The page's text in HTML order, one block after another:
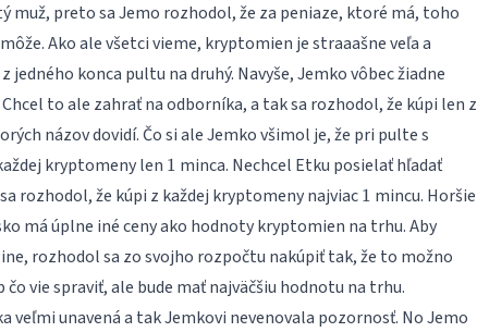
muž, preto sa Jemo rozhodol, že za peniaze, ktoré má, toho
Ako ale všetci vieme, kryptomien je straaašne veľa a
jedného konca pultu na druhý. Navyše, Jemko vôbec žiadne
to ale zahrať na odborníka, a tak sa rozhodol, že kúpi len z
názov dovidí. Čo si ale Jemko všimol je, že pri pulte s
kryptomeny len 1
1 minca. Nechcel Etku posielať hľadať
rozhodol, že kúpi z každej kryptomeny najviac 1
1 mincu. Horšie
má úplne iné ceny ako hodnoty kryptomien na trhu. Aby
rozhodol sa zo svojho rozpočtu nakúpiť tak, že to možno
čo vie spraviť, ale bude mať najväčšiu hodnotu na trhu.
veľmi unavená a tak Jemkovi nevenovala pozornosť. No Jemo